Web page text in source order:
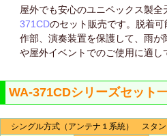
屋外でも安心のユニペックス製
371CDのセット販売です。脱着
作部、演奏装置を保護して、雨
や屋外イベントでのご使用に適し
WA-371CDシリーズセット
シングル方式（アンテナ１系統） スタン